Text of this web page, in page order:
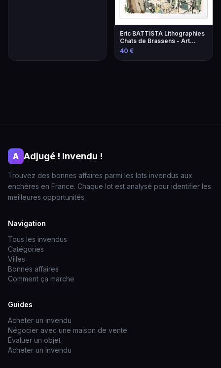
Eric BATTISTA Lithographies
Chats de Brassens - Art
Contemporain
40 €
A Adjugé ! Invendu !
Trouvez des bonnes affaires parmi les lots invendus aux
enchères en France. Chaque lot est analysé pour identifier les
meilleures opportunités.
Navigation
Tous les invendus
Catégories
Villes
Bonnes affaires
Comment ça marche
Guides
Acheter un invendu
Négocier avec une maison de vente
Évaluer un objet
Acheter un invendu